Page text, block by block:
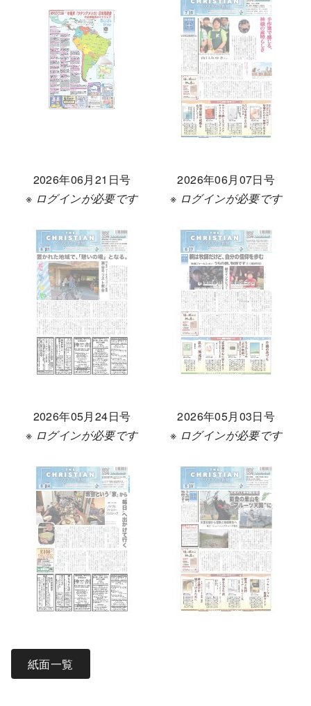
2026年06月21日号
※ ログインが必要です
2026年06月07日号
※ ログインが必要です
2026年05月24日号
※ ログインが必要です
2026年05月03日号
※ ログインが必要です
紙面一覧